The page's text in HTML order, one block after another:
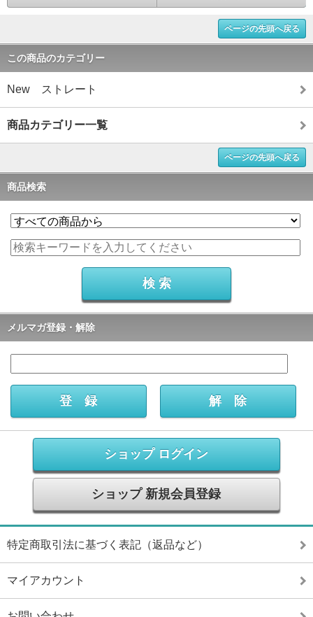
ページの先頭へ戻る
この商品のカテゴリー
New ストレート
商品カテゴリー一覧
ページの先頭へ戻る
商品検索
メルマガ登録・解除
ショップ ログイン
ショップ 新規会員登録
特定商取引法に基づく表記（返品など）
マイアカウント